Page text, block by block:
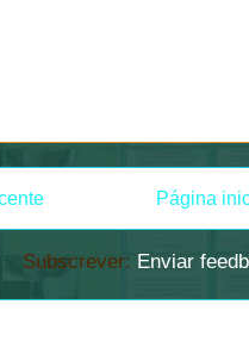
Página
Subscrever: Enviar